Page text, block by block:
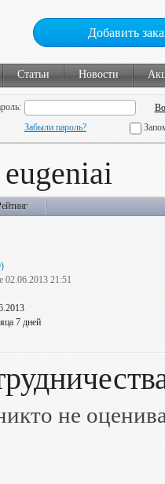
Добавить
Статьи Новости
Забыли пароль?
02.06.2013 21:51
7 дней
не